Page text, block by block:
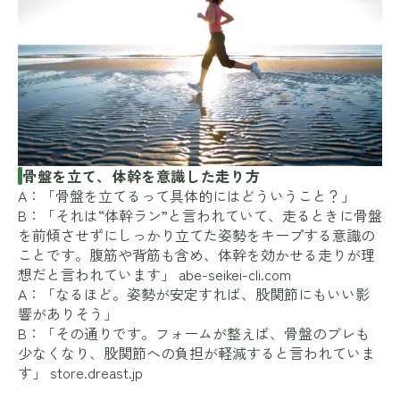
骨盤を立て、体幹を意識した走り方
A：「骨盤を立てるって具体的にはどういうこと？」
B：「それは“体幹ラン”と言われていて、走るときに骨盤
を前傾させずにしっかり立てた姿勢をキープする意識の
ことです。腹筋や背筋も含め、体幹を効かせる走りが理
想だと言われています」 abe-seikei-cli.com
A：「なるほど。姿勢が安定すれば、股関節にもいい影
響がありそう」
B：「その通りです。フォームが整えば、骨盤のブレも
少なくなり、股関節への負担が軽減すると言われていま
す」 store.dreast.jp